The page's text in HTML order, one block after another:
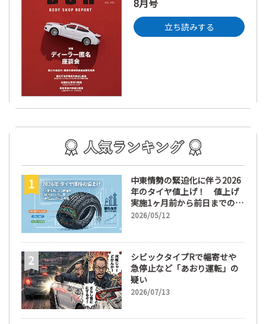
8月号
立ち読みする
中東情勢の緊迫化に伴う2026
年のタイヤ値上げ！ 値上げ
実施1ヶ月前から前日までの期
間が販売において極めて重要
2026/05/12
シビックタイプRで幅寄せや
急停止など「あおり運転」の
疑い
2026/07/13